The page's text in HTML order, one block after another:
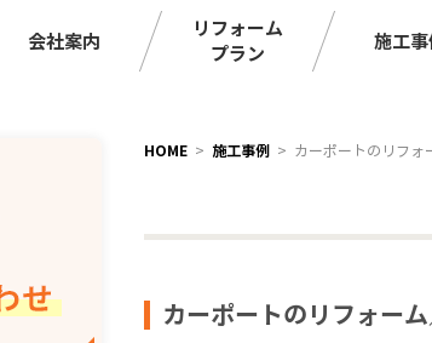
会社案内
リフォーム
プラン
施工事
HOME 施工事例 カーポートのリフォ
カーポートのリフォー